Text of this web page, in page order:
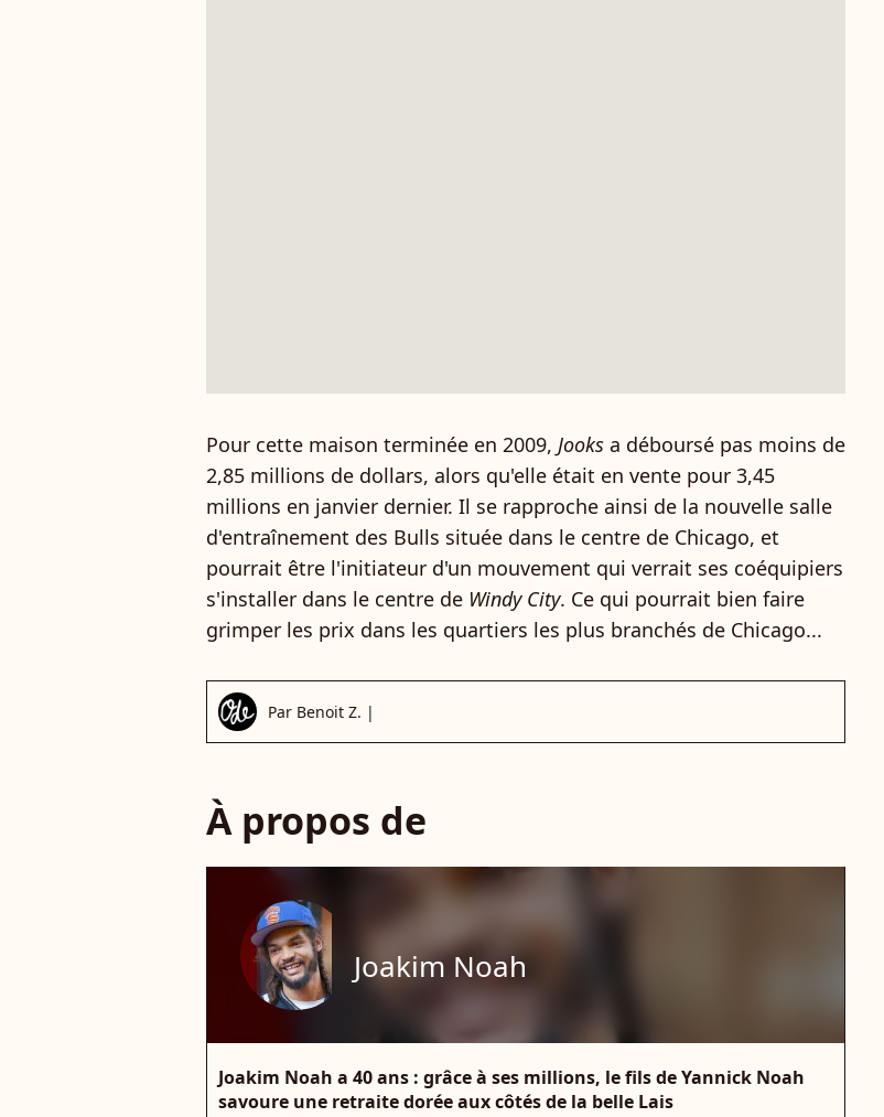
Pour cette maison terminée en 2009, Jooks a déboursé pas moins de
2,85 millions de dollars, alors qu'elle était en vente pour 3,45
millions en janvier dernier. Il se rapproche ainsi de la nouvelle salle
d'entraînement des Bulls située dans le centre de Chicago, et
pourrait être l'initiateur d'un mouvement qui verrait ses coéquipiers
s'installer dans le centre de Windy City. Ce qui pourrait bien faire
grimper les prix dans les quartiers les plus branchés de Chicago...
Par Benoit Z. |
À propos de
Joakim Noah
Joakim Noah a 40 ans : grâce à ses millions, le fils de Yannick Noah
savoure une retraite dorée aux côtés de la belle Lais